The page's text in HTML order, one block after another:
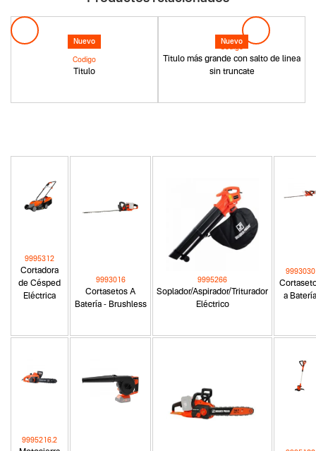
Nuevo
Titulo
Codigo
Nuevo
Titulo más grande con salto de linea
sin truncate
Cortadora
de Césped
Eléctrica
9995312
Cortasetos A
Batería - Brushless
9993016
Soplador/Aspirador/Triturador
Eléctrico
9995266
a Batería
9993030
9995216.2